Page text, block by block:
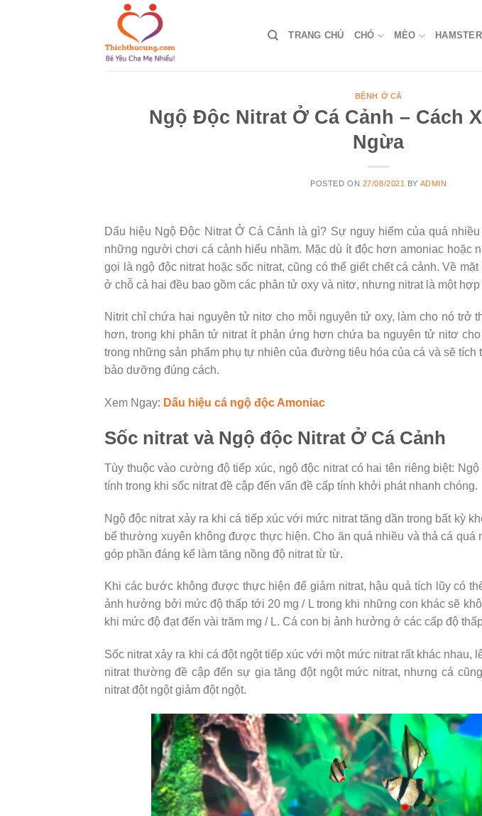
TRANG CHỦ CHÓ MÈO HAMSTER
BỆNH Ở CÁ
Ngộ Độc Nitrat Ở Cá Cảnh – Cách
Ngừa
POSTED ON 27/08/2021 BY ADMIN
Dấu hiệu Ngộ Độc Nitrat Ở Cá Cảnh là gì? Sự nguy hiểm của quá
những người chơi cá cảnh hiểu nhầm. Mặc dù ít độc hơn amoniac hoặc
gọi là ngộ độc nitrat hoặc sốc nitrat, cũng có thể giết chết cá cảnh. Về
ở chỗ cả hai đều bao gồm các phân tử oxy và nitơ, nhưng nitrat là một
Nitrit chỉ chứa hai nguyên tử nitơ cho mỗi nguyên tử oxy, làm cho nó trở
hơn, trong khi phân tử nitrat ít phản ứng hơn chứa ba nguyên tử nitơ
trong những sản phẩm phụ tự nhiên của đường tiêu hóa của cá và sẽ tích
bảo dưỡng đúng cách.
Xem Ngay: Dấu hiệu cá ngộ độc Amoniac
Sốc nitrat và Ngộ độc Nitrat Ở Cá Cảnh
Tùy thuộc vào cường độ tiếp xúc, ngộ độc nitrat có hai tên riêng biệt:
tính trong khi sốc nitrat đề cập đến vấn đề cấp tính khởi phát nhanh chóng.
Ngộ độc nitrat xảy ra khi cá tiếp xúc với mức nitrat tăng dần trong bất kỳ
bể thường xuyên không được thực hiện. Cho ăn quá nhiều và thả cá quá
góp phần đáng kể làm tăng nồng độ nitrat từ từ.
Khi các bước không được thực hiện để giảm nitrat, hậu quả tích lũy có
ảnh hưởng bởi mức độ thấp tới 20 mg / L trong khi những con khác sẽ
khi mức độ đạt đến vài trăm mg / L. Cá con bị ảnh hưởng ở các cấp độ
Sốc nitrat xảy ra khi cá đột ngột tiếp xúc với một mức nitrat rất khác nhau,
nitrat thường đề cập đến sự gia tăng đột ngột mức nitrat, nhưng cá
nitrat đột ngột giảm đột ngột.